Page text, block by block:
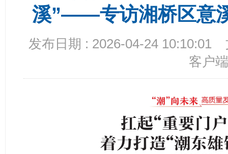
溪”——专访湘桥区意
发布日期 : 2026-04-24 10:10:01
客户端